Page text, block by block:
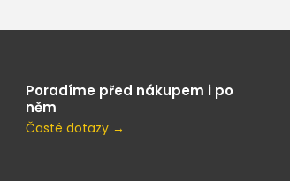
Poradíme před nákupem i po
něm
Časté dotazy →